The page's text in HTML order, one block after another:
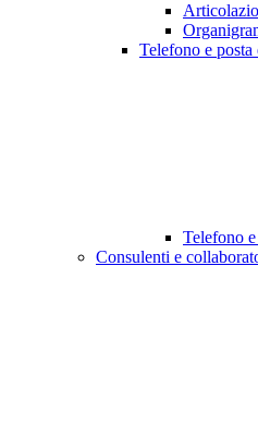
Telefono e posta
Telefono
Consulenti e